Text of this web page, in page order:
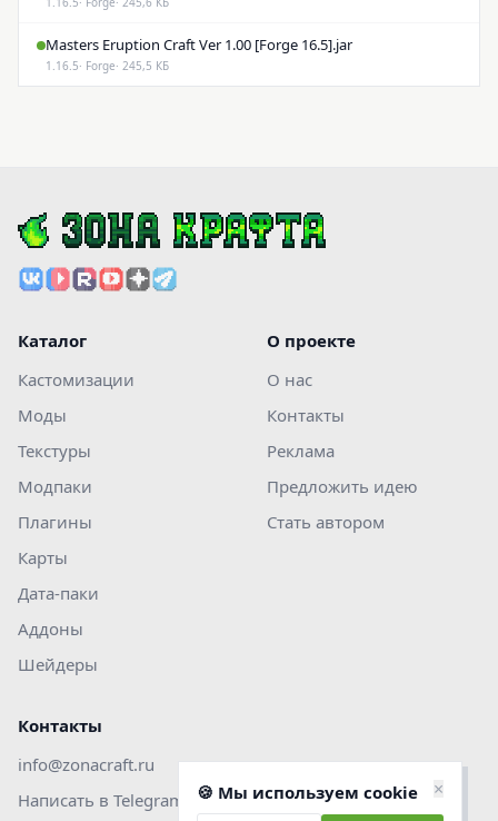
Masters Eruption Craft Ver 1.00 [Forge 16.5].jar
1.16.5· Forge· 245,5 КБ
Каталог
Кастомизации
Моды
Текстуры
Модпаки
Плагины
Карты
Дата-паки
Аддоны
Шейдеры
О проекте
О нас
Контакты
Реклама
Предложить идею
Стать автором
Контакты
info@zonacraft.ru
Написать в Telegram
🍪 Мы используем cookie ×